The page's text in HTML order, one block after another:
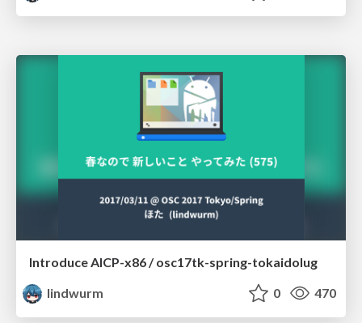
Introduce AICP-x86 / osc17tk-spring-tokaidolug
lindwurm
0 470